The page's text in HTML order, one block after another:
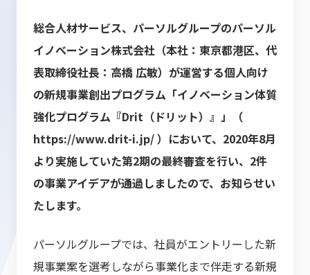
総合人材サービス、パーソルグループのパーソル
イノベーション株式会社（本社：東京都港区、代
表取締役社長：高橋 広敏）が運営する個人向け
の新規事業創出プログラム「イノベーション体質
強化プログラム『Drit（ドリット）』」（
https://www.drit-i.jp/）において、2020年8月
より実施していた第2期の最終審査を行い、2件
の事業アイデアが通過しましたので、お知らせい
たします。
パーソルグループでは、社員がエントリーした新
規事業案を選考しながら事業化まで伴走する新規